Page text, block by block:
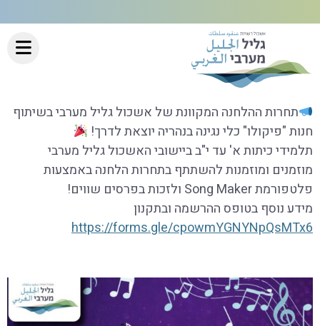
תחרות ההלחנה המקוונת של אשכול גליל מערבי בשיתוף
חנות "פיקולו" כלי נגינה בנהריה יוצאת לדרך!
תלמידי כיתות א' עד י"ב ביישובי האשכול גליל מערבי
מוזמנים ומוזמנות להשתתף בתחרות הלחנה באמצעות
פלטפורמת Song Maker ולזכות בפרסים שווים!
מידע נוסף בטופס ההרשמה ובתקנון
https://forms.gle/cpowmYGNYNpQsMTx6